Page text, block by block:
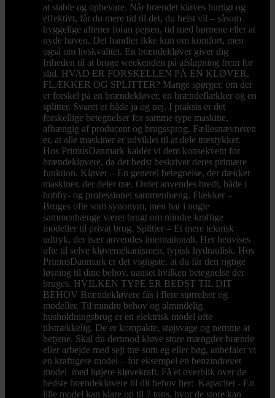
at stable og opbevare. Når brændet kløves hurtigt og
effektivt, får du mere tid til det, du helst vil – såsom
hyggelige aftener foran pejsen, tid med børnene eller at
nyde haven. Det handler ikke kun om komfort, men
også om livskvalitet. En brændekløver giver dig
friheden til at bruge weekenden på afslapning frem for
slid. HVAD ER FORSKELLEN PÅ EN KLØVER,
FLÆKKER OG SPLITTER? Mange spørger, om der
er forskel på en brændekløver, en brændeflækker og en
splitter. Svaret er både ja og nej. I praksis er det
forskellige betegnelser for samme type maskine,
afhængig af producent og brugssprog. Fællesnævneren
er, at alle maskiner er udviklet til at dele træstykker.
Hos PrimusDanmark kalder vi dem konsekvent for
brændekløvere, da det bedst beskriver deres primære
funktion. Kløver – En generel betegnelse, der dækker
maskiner, der deler træ. Ordet anvendes bredt, både i
hobby- og professionel sammenhæng. Flækker –
Bruges ofte som synonym, men har i nogle
sammenhænge været brugt om mindre kraftige
modeller til privat brug. Splitter – Et mere teknisk
udtryk, der især anvendes internationalt. Her henvises
ofte til selve kløvemekanismen, typisk hydraulisk. Hos
PrimusDanmark er det vigtigste, at du får den rigtige
løsning til dine behov, uanset hvilken betegnelse der
bruges. HVILKEN TYPE ER BEDST TIL DIT
BEHOV Brændekløvere fås i flere størrelser og
modeller. Til mindre behov og almindelig
husholdningsbrug er en elektrisk model ofte
tilstrækkelig. De er kompakte, støjsvage og nemme at
betjene. Skal du derimod kløve store mængder brænde
eller arbejde med sejt træ som eg eller bøg, anbefaler vi
en kraftigere model – for eksempel en benzindrevet
model med højere kløvekraft. Få et overblik over de
bedste brændekløvere til dit behov her: Kapacitet - En
lille model kan klare op til 7 tons, hvor de store kan